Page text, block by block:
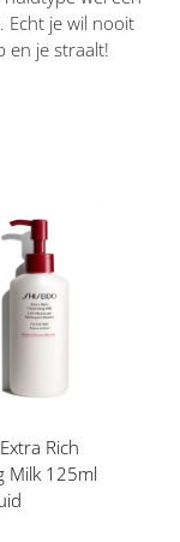
Echt je wil nooit
en je straalt!
Rich
Milk 125ml